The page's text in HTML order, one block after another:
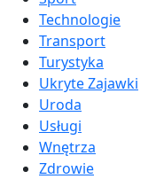
Technologie
Transport
Turystyka
Ukryte Zajawki
Uroda
Usługi
Wnętrza
Zdrowie